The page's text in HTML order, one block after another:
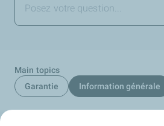
Main topics
Garantie
Information générale